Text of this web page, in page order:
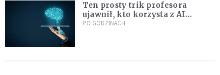
Ten prosty trik profesora
ujawnił, kto korzysta z AI
podczas egzaminu. Viralowy
PO GODZINACH